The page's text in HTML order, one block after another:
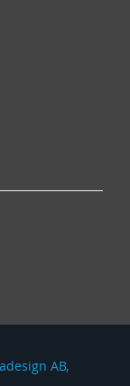
AB,